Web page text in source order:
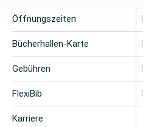
Öffnungszeiten
Bücherhallen-Karte
Gebühren
FlexiBib
Karriere